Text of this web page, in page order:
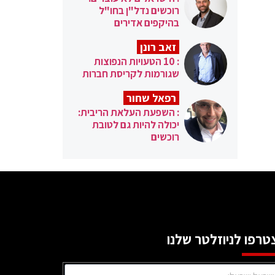
רוכשים נדל"ן בחו"ל
בהיקפים אדירים
זאב רונן
: 10 הטעויות הנפוצות
שגורמות לקריסת חברות
רפאל שחור
: השפעת העלאת הריבית:
יכולה להיות גם לטובת
רוכשים
לניוזלטר שלנו